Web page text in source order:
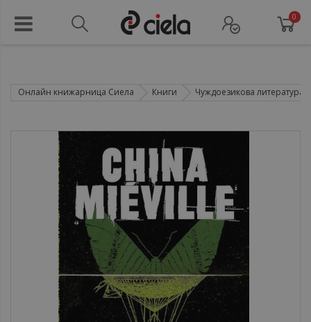
0
Онлайн книжарница Сиела Книги Чуждоезикова литература